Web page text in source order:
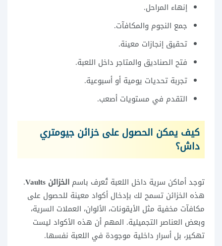
إنهاء المراحل.
جمع النجوم والمكافآت.
تحقيق إنجازات معينة.
فتح الصناديق والمتاجر داخل اللعبة.
تجربة تحديات يومية أو أسبوعية.
التقدم في مستويات أصعب.
كيف يمكن الحصول على خزائن جيومتري
داش؟
توجد أماكن سرية داخل اللعبة تُعرف باسم الخزائن Vaults
.
هذه الخزائن تسمح لك بإدخال أكواد معينة للحصول على
مكافآت مخفية مثل الأيقونات، الألوان، العملات السرية،
وبعض العناصر التجميلية. المهم أن هذه الأكواد ليست
تهكير، بل أسرار داخلية موجودة في اللعبة نفسها.